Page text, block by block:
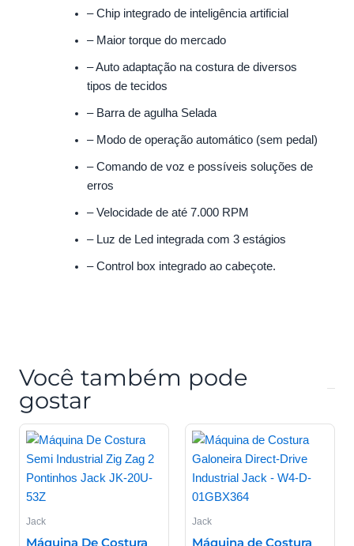
– Chip integrado de inteligência artificial
– Maior torque do mercado
– Auto adaptação na costura de diversos
tipos de tecidos
– Barra de agulha Selada
– Modo de operação automático (sem pedal)
– Comando de voz e possíveis soluções de
erros
– Velocidade de até 7.000 RPM
– Luz de Led integrada com 3 estágios
– Control box integrado ao cabeçote.
Você também pode
gostar
Jack
Máquina De Costura
Jack
Máquina de Costura